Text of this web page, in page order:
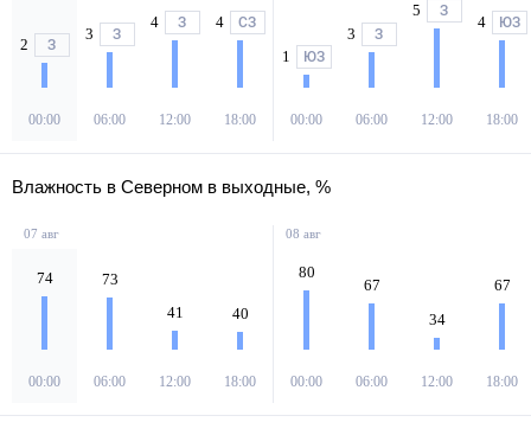
2 З
00:00
3 З
06:00
4 З
12:00
4 СЗ
18:00
1 ЮЗ
00:00
3 З
06:00
5 З
12:00
4 ЮЗ
18:00
Влажность в Северном в выходные, %
07 авг
74
00:00
73
06:00
41
12:00
40
18:00
08 авг
80
00:00
67
06:00
34
12:00
67
18:00